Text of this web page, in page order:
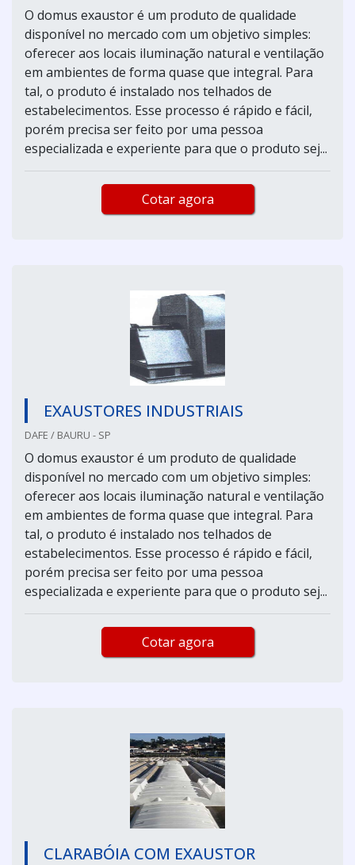
O domus exaustor é um produto de qualidade
disponível no mercado com um objetivo simples:
oferecer aos locais iluminação natural e ventilação
em ambientes de forma quase que integral. Para
tal, o produto é instalado nos telhados de
estabelecimentos. Esse processo é rápido e fácil,
porém precisa ser feito por uma pessoa
especializada e experiente para que o produto sej...
Cotar agora
EXAUSTORES INDUSTRIAIS
DAFE / BAURU - SP
O domus exaustor é um produto de qualidade
disponível no mercado com um objetivo simples:
oferecer aos locais iluminação natural e ventilação
em ambientes de forma quase que integral. Para
tal, o produto é instalado nos telhados de
estabelecimentos. Esse processo é rápido e fácil,
porém precisa ser feito por uma pessoa
especializada e experiente para que o produto sej...
Cotar agora
CLARABÓIA COM EXAUSTOR